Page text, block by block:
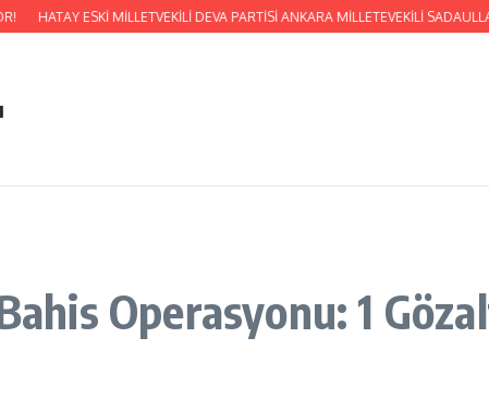
HATAY ESKİ MİLLETVEKİLİ DEVA PARTİSİ ANKARA MİLLETEVEKİLİ
Operasyonu: 1